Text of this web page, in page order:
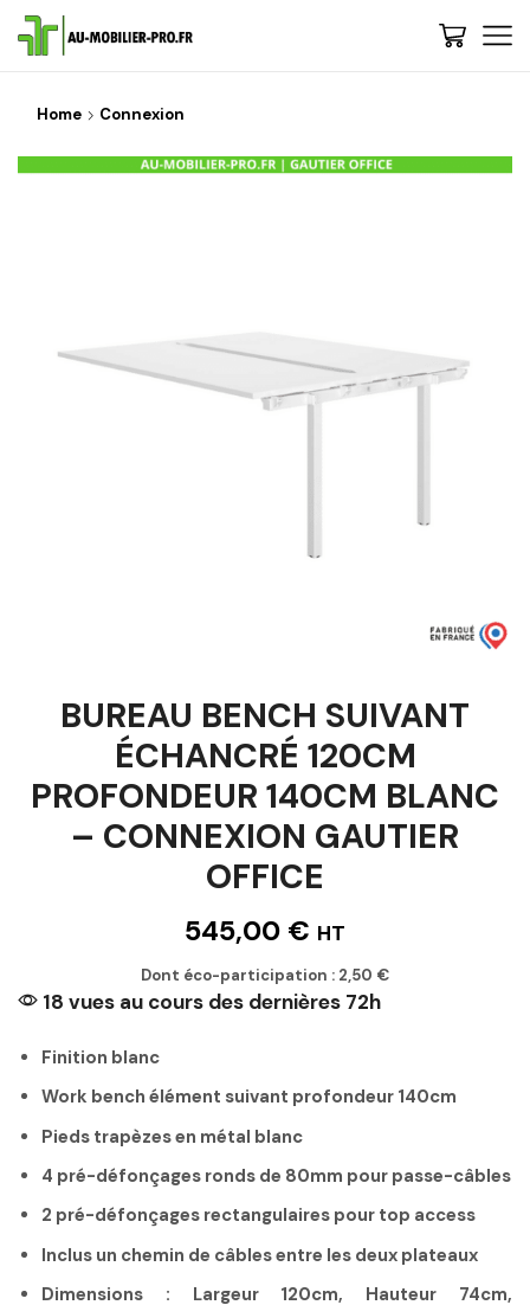
Home Connexion
BUREAU BENCH SUIVANT
ÉCHANCRÉ 120CM
PROFONDEUR 140CM BLANC
– CONNEXION GAUTIER
OFFICE
545,00 € HT
Dont éco-participation : 2,50 €
18 vues au cours des dernières 72h
Finition blanc
Work bench élément suivant profondeur 140cm
Pieds trapèzes en métal blanc
4 pré-défonçages ronds de 80mm pour passe-câbles
2 pré-défonçages rectangulaires pour top access
Inclus un chemin de câbles entre les deux plateaux
Dimensions : Largeur 120cm, Hauteur 74cm,